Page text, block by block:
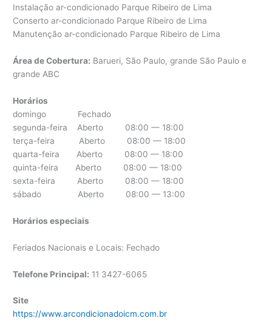
Instalação ar-condicionado Parque Ribeiro de Lima
Conserto ar-condicionado Parque Ribeiro de Lima
Manutenção ar-condicionado Parque Ribeiro de Lima
Área de Cobertura: Barueri, São Paulo, grande São Paulo e
grande ABC
Horários
domingo Fechado
segunda-feira Aberto 08:00 — 18:00
terça-feira Aberto 08:00 — 18:00
quarta-feira Aberto 08:00 — 18:00
quinta-feira Aberto 08:00 — 18:00
sexta-feira Aberto 08:00 — 18:00
sábado Aberto 08:00 — 13:00
Horários especiais
Feriados Nacionais e Locais: Fechado
Telefone Principal: 11 3427-6065
Site
https://www.arcondicionadoicm.com.br